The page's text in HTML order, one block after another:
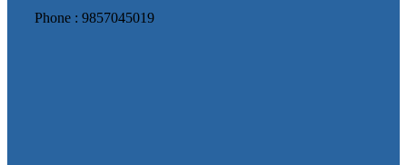
Phone : 9857045019